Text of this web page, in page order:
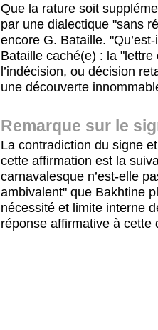
Que la rature soit
par une dialectique "sans
encore G. Bataille.
Bataille caché(e) : la
l’indécision, ou décision
une découverte
Remarque sur le
La contradiction du signe
cette affirmation est la
carnavalesque n’est-elle
ambivalent" que Bakhtine
nécessité et limite interne
réponse affirmative à cette